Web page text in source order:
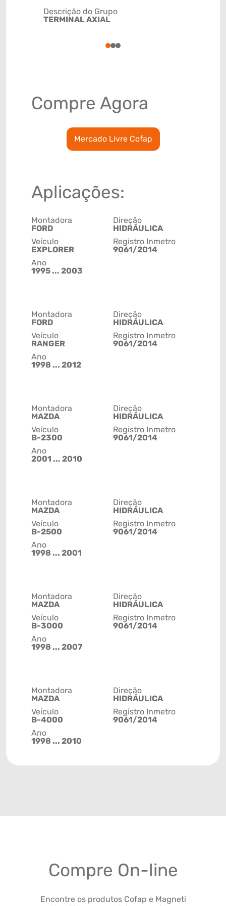
Descrição do Grupo
TERMINAL AXIAL
123
Compre Agora
Mercado Livre Cofap
Aplicações:
Montadora
FORD
Veículo
EXPLORER
Ano
1995 ... 2003
Direção
HIDRÁULICA
Registro Inmetro
9061/2014
Montadora
FORD
Veículo
RANGER
Ano
1998 ... 2012
Direção
HIDRÁULICA
Registro Inmetro
9061/2014
Montadora
MAZDA
Veículo
B-2300
Ano
2001 ... 2010
Direção
HIDRÁULICA
Registro Inmetro
9061/2014
Montadora
MAZDA
Veículo
B-2500
Ano
1998 ... 2001
Direção
HIDRÁULICA
Registro Inmetro
9061/2014
Montadora
MAZDA
Veículo
B-3000
Ano
1998 ... 2007
Direção
HIDRÁULICA
Registro Inmetro
9061/2014
Montadora
MAZDA
Veículo
B-4000
Ano
1998 ... 2010
Direção
HIDRÁULICA
Registro Inmetro
9061/2014
Compre On-line
Encontre os produtos Cofap e Magneti